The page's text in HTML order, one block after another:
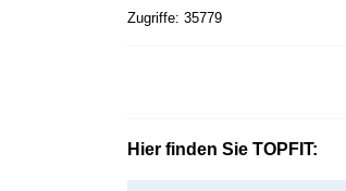
Zugriffe: 35779
Hier finden Sie TOPFIT: